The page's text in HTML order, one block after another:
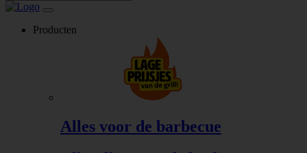
Producten
Alles voor de barbecue